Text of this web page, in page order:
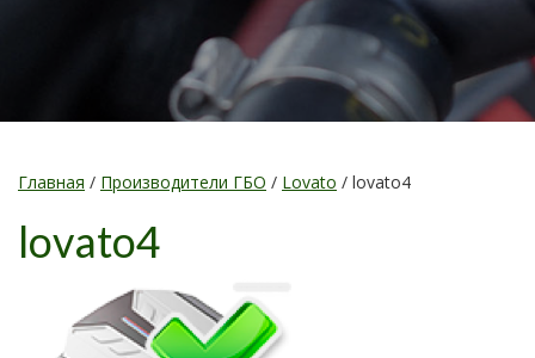
Главная / Производители ГБО / Lovato / lovato4
lovato4